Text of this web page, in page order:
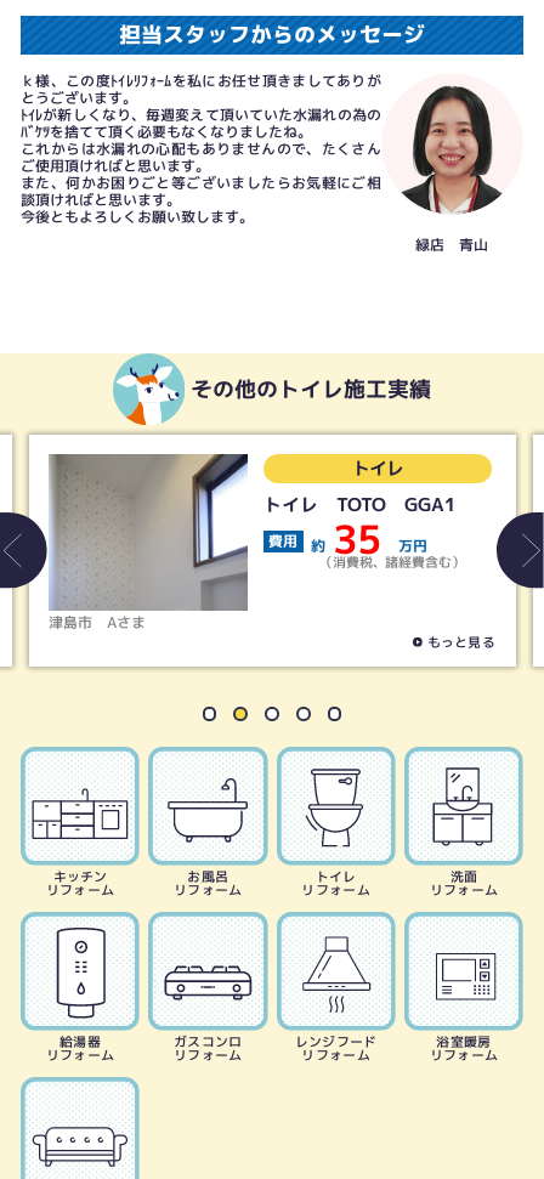
担当スタッフからのメッセージ
ｋ様、この度ﾄｲﾚﾘﾌｫｰﾑを私にお任せ頂きましてありが
とうございます。
ﾄｲﾚが新しくなり、毎週変えて頂いていた水漏れの為の
ﾊﾞｹﾂを捨てて頂く必要もなくなりましたね。
これからは水漏れの心配もありませんので、たくさん
ご使用頂ければと思います。
また、何かお困りごと等ございましたらお気軽にご相
談頂ければと思います。
今後ともよろしくお願い致します。
緑店 青山
その他のトイレ施工実績
トイレ
トイレ TOTO GGA1
費用 35 万円
（消費税、諸経費含む）
キッチン
リフォーム
お風呂
リフォーム
トイレ
リフォーム
洗面
リフォーム
給湯器
リフォーム
ガスコンロ
リフォーム
レンジフード
リフォーム
浴室暖房
リフォーム